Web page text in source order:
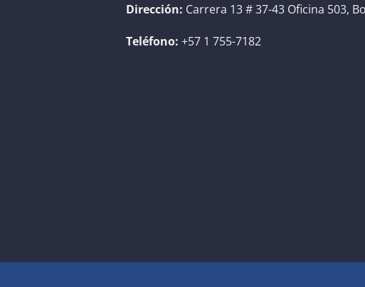
Dirección: Carrera 13 # 37-43 Oficina 503,
Teléfono: +57 1 755-7182